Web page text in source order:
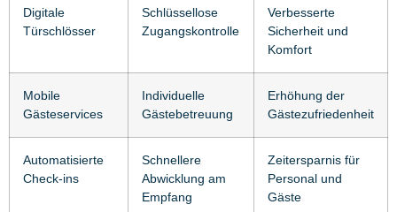
Digitale
Türschlösser
Schlüssellose
Zugangskontrolle
Verbesserte
Sicherheit und
Komfort
Mobile
Gästeservices
Individuelle
Gästebetreuung
Erhöhung der
Gästezufriedenheit
Automatisierte
Check-ins
Schnellere
Abwicklung am
Empfang
Zeitersparnis für
Personal und
Gäste